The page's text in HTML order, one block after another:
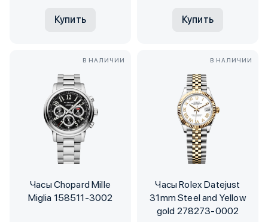
Купить Купить
В НАЛИЧИИ
Часы Chopard Mille
Miglia 158511-3002
В НАЛИЧИИ
Часы Rolex Datejust
31mm Steel and Yellow
gold 278273-0002